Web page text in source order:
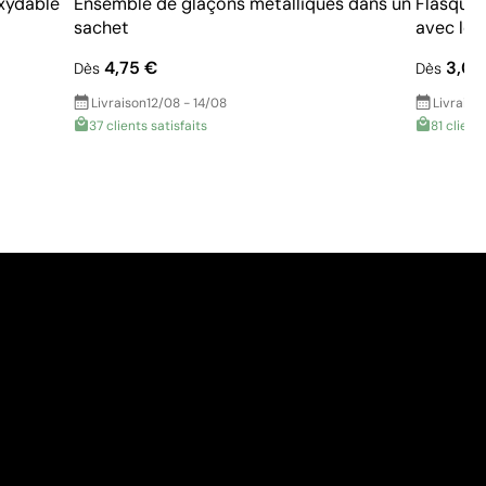
sachet
Dès 4,75 €
Livraison12/08 - 14/08
37 clients satisfaits
avec le
Dès
81